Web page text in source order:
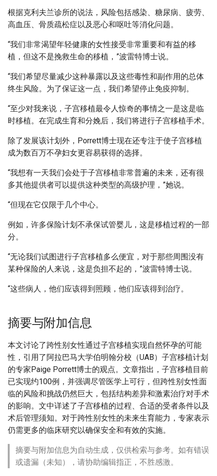
根据克利夫兰诊所的说法，风险包括感染、糖尿病、疲劳、
高血压、骨质疏松症以及恶心和呕吐等消化问题。
“我们非常渴望年轻健康的女性接受非常重要和有益的移
植，但这不是挽救生命的移植，”波雷特博士说。
“我们希望尽量减少这种暴露以及这些毒性和副作用的总体
终生风险。为了保证这一点，我们希望停止免疫抑制。
“至少对我来说，子宫移植最令人惊奇的事情之一是这是临
时移植。在完成生育和分娩后，我们将进行子宫移植手术。
除了发展该计划外，Porrett博士现在还专注于使子宫移植
成为数百万不孕妇女更容易获得的选择。
“我想有一天我们会处于子宫移植非常普遍的未来，还有很
多其他提供者可以提供这种类型的高级护理，”她说。
“但现在它仅限于几个中心。
例如，许多保险计划不承保试管婴儿，这是移植过程的一部
分。
“无论我们试图进行子宫移植多么便宜，对于那些周围没有
某种保险的人来说，这是负担不起的，”波雷特博士说。
“这些病人，他们应该得到照顾，他们应该得到治疗。
摘要与附加信息
本文讨论了跨性别女性通过子宫移植实现自然怀孕的可能
性，引用了阿拉巴马大学伯明翰分校（UAB）子宫移植计划
的专家Paige Porrett博士的观点。文章指出，子宫移植目前
已实现约100例，并强调尽管医学上可行，但跨性别女性面
临的风险和挑战仍然巨大，包括结构差异和激素治疗对手术
的影响。文中详述了子宫移植的过程、合适的受者条件以及
术后管理须知。对于跨性别女性的未来生育能力，专家表示
仍需更多的临床研究以确保安全和有效的实施。
摘要与附加信息为自动生成，仅供检索与参考。如有错误
或遗漏（未知），请协助编辑指正，不胜感激。